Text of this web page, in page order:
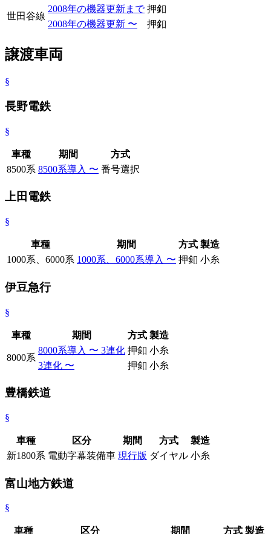
世田谷線
2008年の機器更新まで 押釦
2008年の機器更新 〜
押釦
譲渡車両
§
長野電鉄
§
車種 期間
方式
8500系 8500系導入 〜 番号選択
上田電鉄
§
車種 期間 方式 製造
1000系、6000系 1000系、6000系導入 〜 押釦 小糸
伊豆急行
§
車種 期間 方式 製造
8000系
8000系導入 〜 3連化 押釦 小糸
3連化 〜
押釦 小糸
豊橋鉄道
§
車種 区分 期間 方式
製造
新1800系 電動字幕装備車 現行版 ダイヤル 小糸
富山地方鉄道
§
車種 区分 期間 方式 製造